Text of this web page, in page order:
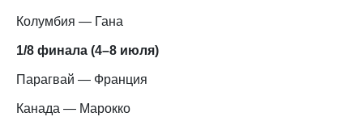
Колумбия — Гана
1/8 финала (4–8 июля)
Парагвай — Франция
Канада — Марокко